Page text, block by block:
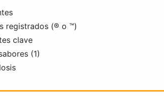
registrados (® o ™)
clave
(1)